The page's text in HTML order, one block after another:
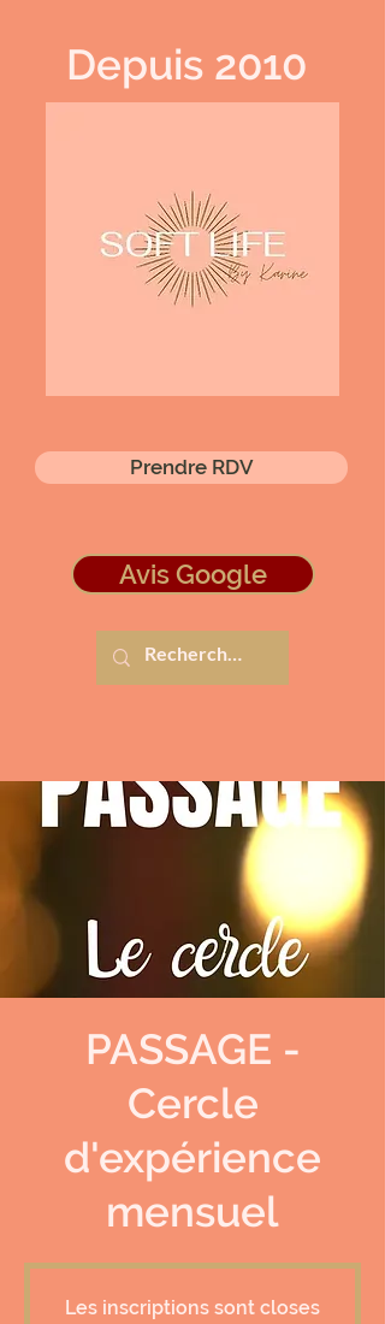
Prendre RDV
Depuis 2010
Avis Google
PASSAGE -
Cercle
d'expérience
mensuel
Les inscriptions sont closes